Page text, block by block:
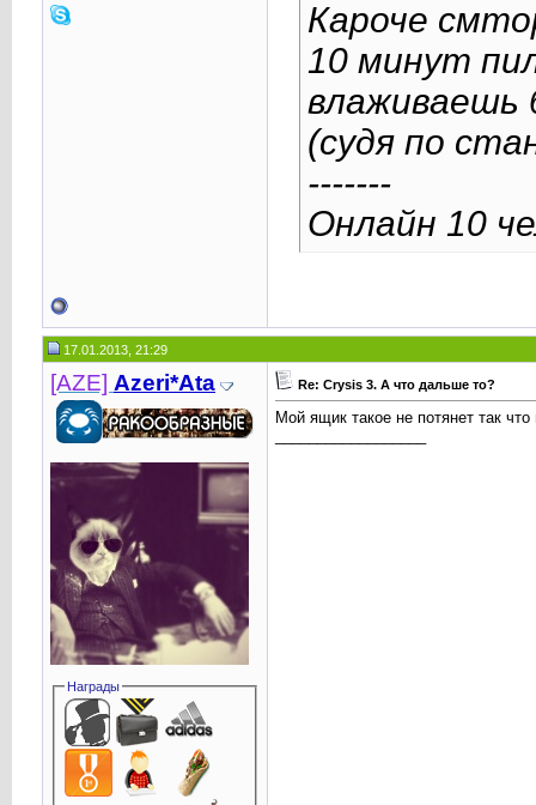
Кароче
10 минут
влаживаешь
(судя по
-------
Онлайн 10
17.01.2013, 21:29
[AZE] Azeri*Ata
Награды
Re: Crysis 3. А что дальше то?
Мой ящик такое не потянет так